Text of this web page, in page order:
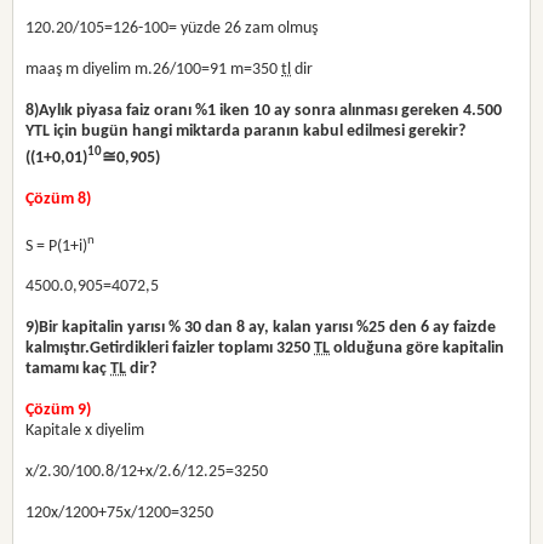
120.20/105=126-100= yüzde 26 zam olmuş
maaş m diyelim m.26/100=91 m=350tl dir
8)Aylık piyasa faiz oranı %1 iken 10 ay sonra alınması gereken 4.500
YTL için bugün hangi miktarda paranın kabul edilmesi gerekir?
((1+0,01)10≅0,905)
Çözüm 8)
S = P(1+i)n
4500.0,905=4072,5
9)Bir kapitalin yarısı % 30 dan 8 ay, kalan yarısı %25 den 6 ay faizde
kalmıştır.Getirdikleri faizler toplamı 3250TL olduğuna göre kapitalin
tamamı kaçTL dir?
Çözüm 9)
Kapitale x diyelim
x/2.30/100.8/12+x/2.6/12.25=3250
120x/1200+75x/1200=3250